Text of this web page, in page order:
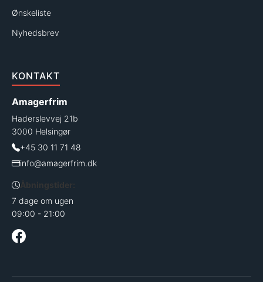
Ønskeliste
Nyhedsbrev
KONTAKT
Amagerfrim
Haderslevvej 21b
3000 Helsingør
+45 30 11 71 48
info@amagerfrim.dk
Åbningstider:
7 dage om ugen
09:00 - 21:00